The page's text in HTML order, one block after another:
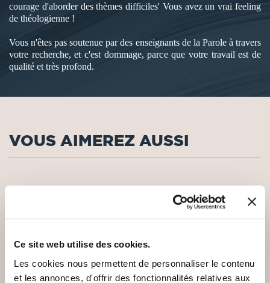
Ce site web utilise des cookies.
Les cookies nous permettent de personnaliser le contenu
et les annonces, d'offrir des fonctionnalités relatives aux
courage d'aborder des thèmes difficiles' Vous avez un vrai feeling
de théologienne !
Vous n'êtes pas soutenue par des enseignants de la Parole à travers
votre recherche, et c'est dommage, parce que votre travail est de
qualité et très profond.
VOUS AIMEREZ AUSSI